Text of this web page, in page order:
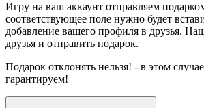
Игру на ваш аккаунт отправляем
соответствующее поле нужно будет
добавление вашего профиля в друзья.
друзья и отправить подарок.
Подарок отклонять нельзя! - в этом
гарантируем!